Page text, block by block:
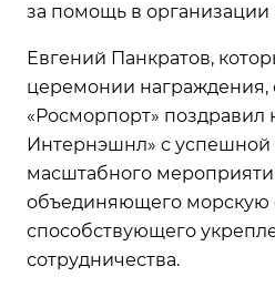
за помощь в организации
Евгений Панкратов,
церемонии награждения,
«Росморпорт»
Интернэшнл» с успешной
масштабного
объединяющего морскую
способствующего
сотрудничества.